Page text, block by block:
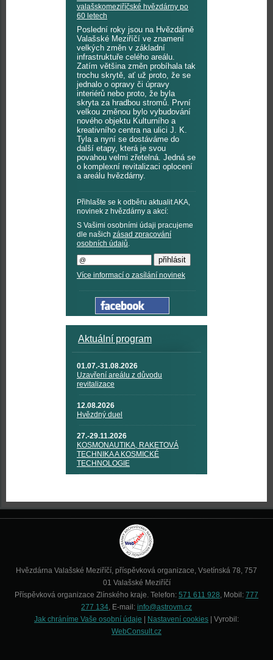
valašskomeziříčské hvězdárny po
60 letech
Poslední roky jsou na Hvězdárně
Valašské Meziříčí ve znamení
velkých změn v základní
infrastruktuře celého areálu.
Zatím většina změn probíhala tak
trochu skrytě, ať už proto, že se
jednalo o opravy či úpravy
interiérů nebo proto, že byla
skryta za hradbou stromů. První
velkou změnou bylo vybudování
nového objektu Kulturního a
kreativního centra na ulici J. K.
Tyla a nyní se dostáváme do
další etapy, která je svou
povahou velmi zřetelná. Jedná se
o komplexní revitalizaci oplocení
a areálu hvězdárny.
Přihlašte se k odběru aktualit AKA,
novinek z hvězdárny a akcí:
S Vašimi osobními údaji pracujeme
dle našich zásad zpracování
osobních údajů.
Více informací o zasílání novinek
Aktuální program
01.07.-31.08.2026
Uzavření areálu z důvodu
revitalizace
12.08.2026
Hvězdný duel
27.-29.11.2026
KOSMONAUTIKA, RAKETOVÁ
TECHNIKA A KOSMICKÉ
TECHNOLOGIE
Hvězdárna Valašské Meziříčí, příspěvková organizace, Vsetínská 78, 757
01 Valašské Meziříčí
Příspěvková organizace Zlínského kraje. Telefon: 571 611 928, Mobil: 777
277 134, E-mail: info@astrovm.cz
Jak chráníme Vaše osobní údaje
Nastavení cookies | Vyrobil:
WebConsult.cz